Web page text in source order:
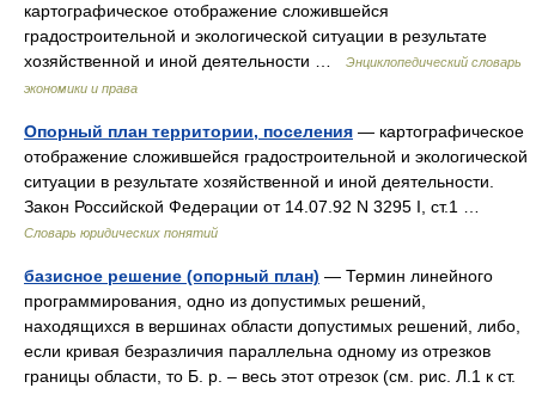
картографическое отображение сложившейся
градостроительной и экологической ситуации в результате
хозяйственной и иной деятельности …
Энциклопедический словарь
экономики и права
Опорный план территории, поселения — картографическое
отображение сложившейся градостроительной и экологической
ситуации в результате хозяйственной и иной деятельности.
Закон Российской Федерации от 14.07.92 N 3295 I, ст.1 …
Словарь юридических понятий
базисное решение (опорный план) — Термин линейного
программирования, одно из допустимых решений,
находящихся в вершинах области допустимых решений, либо,
если кривая безразличия параллельна одному из отрезков
границы области, то Б. р. – весь этот отрезок (см. рис. Л.1 к ст.